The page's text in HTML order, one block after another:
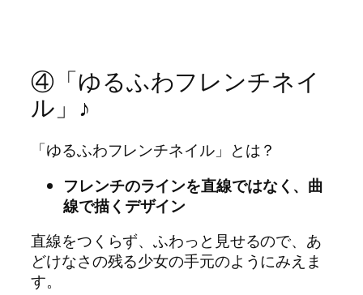
④「ゆるふわフレンチネイ
ル」♪
「ゆるふわフレンチネイル」とは？
フレンチのラインを直線ではなく、曲
線で描くデザイン
直線をつくらず、ふわっと見せるので、あ
どけなさの残る少女の手元のようにみえま
す。